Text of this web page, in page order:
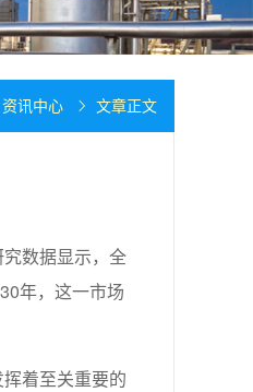
资讯中心 文章正文
数据显示，全
年，这一市场
着至关重要的